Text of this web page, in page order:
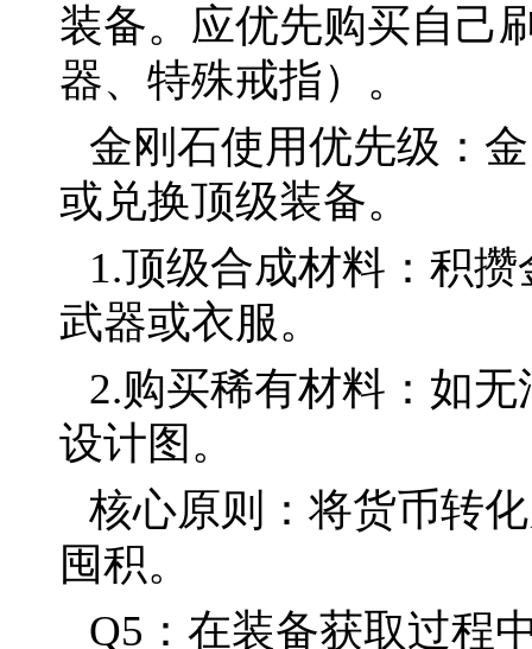
装备。应优先购买自己
器、特殊戒指）。
金刚石使用优先级：
或兑换顶级装备。
1.顶级合成材料：积
武器或衣服。
2.购买稀有材料：如
设计图。
核心原则：将货币转
囤积。
Q5：在装备获取过程